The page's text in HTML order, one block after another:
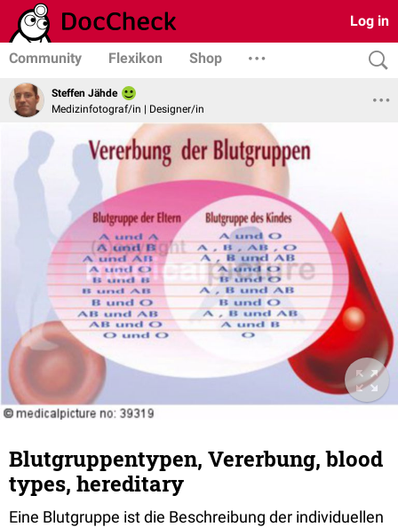
Log in
Community Flexikon Shop
Steffen Jähde
Medizinfotograf/in | Designer/in
Blutgruppentypen, Vererbung, blood
types, hereditary
Eine Blutgruppe ist die Beschreibung der individuellen